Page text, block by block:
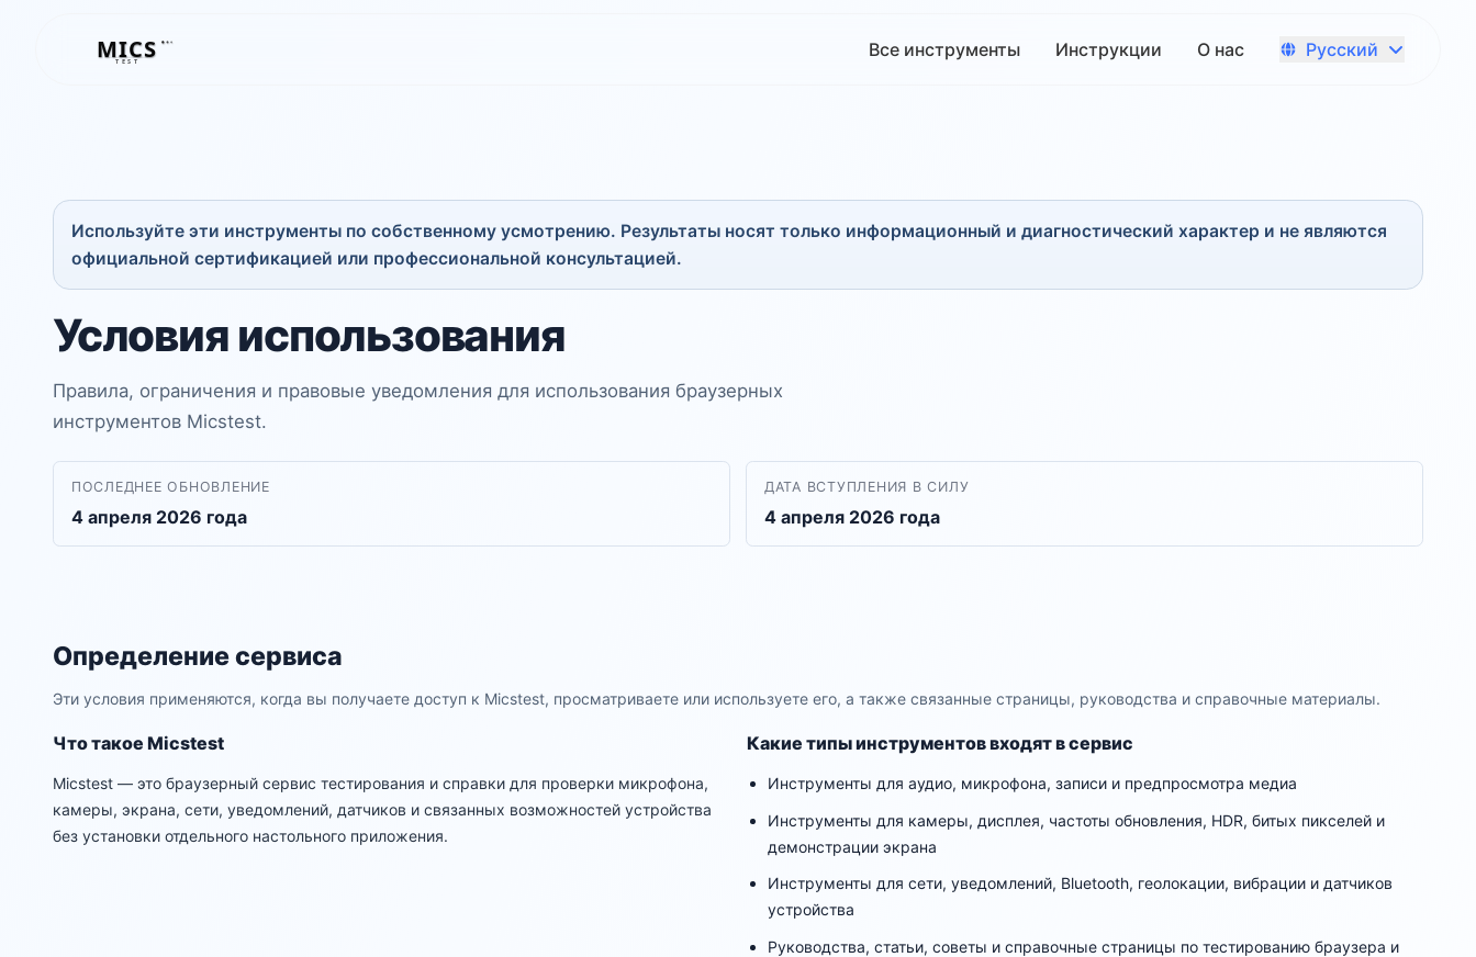
MICS
MICS
TEST
Все инструменты Инструкции О нас Русский
Используйте эти инструменты по собственному усмотрению. Результаты носят только информационный и диагностический характер и не являются
официальной сертификацией или профессиональной консультацией.
Условия использования
Правила, ограничения и правовые уведомления для использования браузерных
инструментов Micstest.
ПОСЛЕДНЕЕ ОБНОВЛЕНИЕ
4 апреля 2026 года
ДАТА ВСТУПЛЕНИЯ В СИЛУ
4 апреля 2026 года
Определение сервиса
Эти условия применяются, когда вы получаете доступ к Micstest, просматриваете или используете его, а также связанные страницы, руководства и справочные материалы.
Что такое Micstest
Micstest — это браузерный сервис тестирования и справки для проверки микрофона,
камеры, экрана, сети, уведомлений, датчиков и связанных возможностей устройства
без установки отдельного настольного приложения.
Какие типы инструментов входят в сервис
Инструменты для аудио, микрофона, записи и предпросмотра медиа
Инструменты для камеры, дисплея, частоты обновления, HDR, битых пикселей и
демонстрации экрана
Инструменты для сети, уведомлений, Bluetooth, геолокации, вибрации и датчиков
устройства
Руководства, статьи, советы и справочные страницы по тестированию браузера и